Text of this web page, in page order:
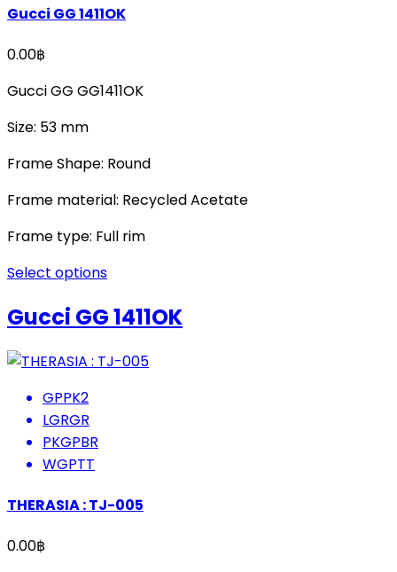
Gucci GG 1411OK
0.00฿
Gucci GG GG1411OK
Size: 53 mm
Frame Shape: Round
Frame material: Recycled Acetate
Frame type: Full rim
Select options
Gucci GG 1411OK
GPPK2
LGRGR
PKGPBR
WGPTT
THERASIA : TJ-005
0.00฿